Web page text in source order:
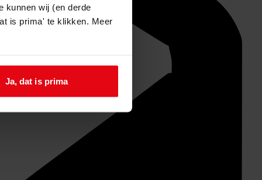
kunnen wij (en derde
is prima' te klikken. Meer
Ja, dat is prima